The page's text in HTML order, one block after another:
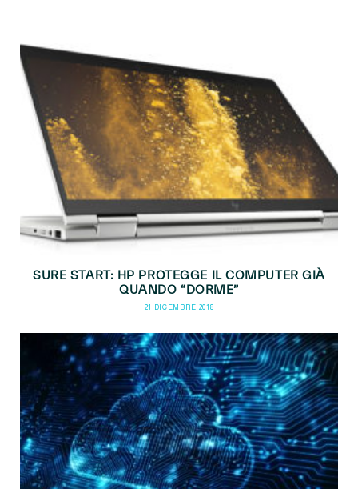
SURE START: HP PROTEGGE IL COMPUTER GIÀ
QUANDO “DORME”
21 DICEMBRE 2018